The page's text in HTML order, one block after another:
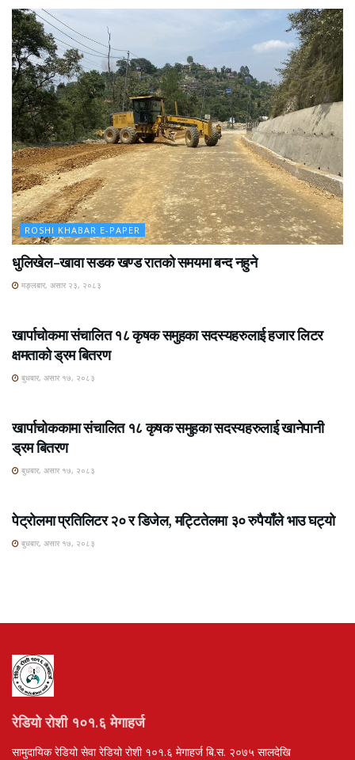
ROSHI KHABAR E-PAPER
धुलिखेल–खावा सडक खण्ड रातको समयमा बन्द नहुने
मङ्लबार, असार २३, २०८३
खार्पाचोकमा संचालित १८ कृषक समुहका सदस्यहरुलाई हजार लिटर
क्षमताको ड्रम बितरण
बुधबार, असार १७, २०८३
खार्पाचोककामा संचालित १८ कृषक समुहका सदस्यहरुलाई खानेपानी
ड्रम बितरण
बुधबार, असार १७, २०८३
पेट्रोलमा प्रतिलिटर २० र डिजेल, मट्टितेलमा ३० रुपैयाँले भाउ घट्यो
बुधबार, असार १७, २०८३
रेडियो रोशी १०१.६ मेगाहर्ज
सामुदायिक रेडियो सेवा रेडियो रोशी १०१.६ मेगाहर्ज बि.स. २०७५ सालदेखि